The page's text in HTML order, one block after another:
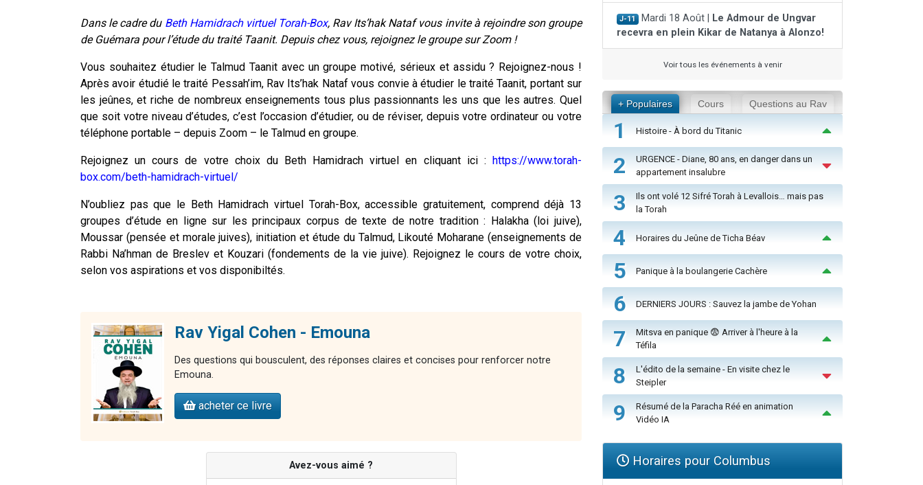
Dans le cadre du Beth Hamidrach virtuel Torah-Box, Rav Its’hak Nataf vous invite à rejoindre son groupe
de Guémara pour l’étude du traité Taanit. Depuis chez vous, rejoignez le groupe sur Zoom !
Vous souhaitez étudier le Talmud Taanit avec un groupe motivé, sérieux et assidu ? Rejoignez-nous !
Après avoir étudié le traité Pessah’im, Rav Its’hak Nataf vous convie à étudier le traité Taanit, portant sur
les jeûnes, et riche de nombreux enseignements tous plus passionnants les uns que les autres. Quel
que soit votre niveau d’études, c’est l’occasion d’étudier, ou de réviser, depuis votre ordinateur ou votre
téléphone portable – depuis Zoom – le Talmud en groupe.
Rejoignez un cours de votre choix du Beth Hamidrach virtuel en cliquant ici :
https://www.torah-
box.com/beth-hamidrach-virtuel/
N’oubliez pas que le Beth Hamidrach virtuel Torah-Box, accessible gratuitement, comprend déjà 13
groupes d’étude en ligne sur les principaux corpus de texte de notre tradition : Halakha (loi juive),
Moussar (pensée et morale juives), initiation et étude du Talmud, Likouté Moharane (enseignements de
Rabbi Na’hman de Breslev et Kouzari (fondements de la vie juive). Rejoignez le cours de votre choix,
selon vos aspirations et vos disponibiltés.
Rav Yigal Cohen - Emouna
Des questions qui bousculent, des réponses claires et concises pour renforcer notre
Emouna.
acheter ce livre
Avez-vous aimé ?
J-11 Mardi 18 Août |
Le Admour de Ungvar
recevra en plein Kikar de Natanya à Alonzo!
Voir tous les événements à venir
+ Populaires Cours Questions au Rav
1 Histoire - À bord du Titanic
2
URGENCE - Diane, 80 ans, en danger dans un
appartement insalubre
3
Ils ont volé 12 Sifré Torah à Levallois… mais pas
la Torah
4 Horaires du Jeûne de Ticha Béav
5 Panique à la boulangerie Cachère
6 DERNIERS JOURS : Sauvez la jambe de Yohan
7
Mitsva en panique 😨 Arriver à l'heure à la
Téfila
8
L'édito de la semaine - En visite chez le
Steipler
9
Résumé de la Paracha Réé en animation
Vidéo IA
Horaires pour Columbus